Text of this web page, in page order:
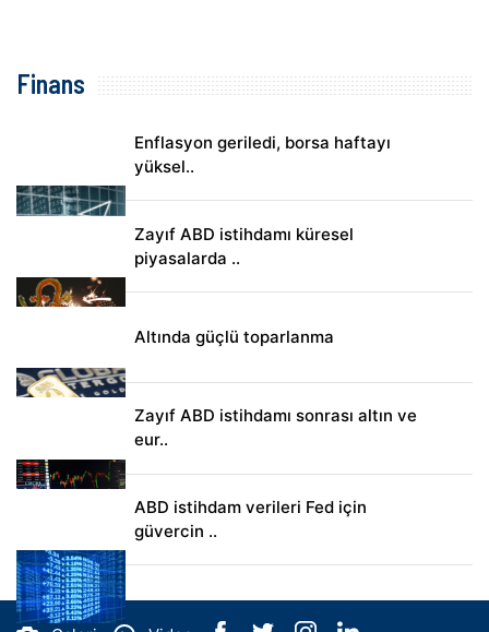
Finans
Enflasyon geriledi, borsa haftayı
yüksel..
Zayıf ABD istihdamı küresel
piyasalarda ..
Altında güçlü toparlanma
Zayıf ABD istihdamı sonrası altın ve
eur..
ABD istihdam verileri Fed için
güvercin ..